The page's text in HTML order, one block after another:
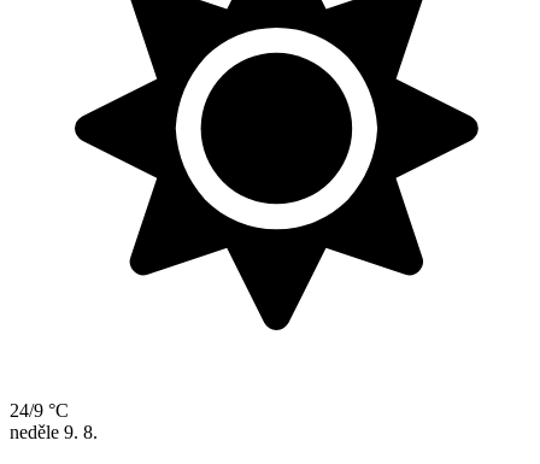
24/9 °C
neděle 9. 8.